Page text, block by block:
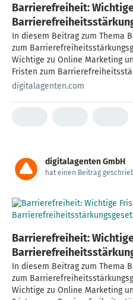
Barrierefreiheit:
In diesem Beitrag zum Thema
zum
Wichtige zu Online Marketing
Fristen zum
lesen und informieren!
digitalagenten.com
digitalagenten GmbH
hat einen Beitrag
Barrierefreiheit:
In diesem Beitrag zum Thema
zum
Wichtige zu Online Marketing